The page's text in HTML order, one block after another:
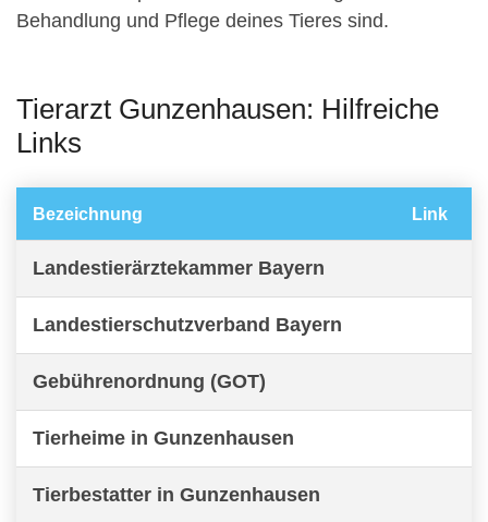
Behandlung und Pflege deines Tieres sind.
Tierarzt Gunzenhausen: Hilfreiche
Links
Bezeichnung Link
Landestierärztekammer Bayern
Landestierschutzverband Bayern
Gebührenordnung (GOT)
Tierheime in Gunzenhausen
Tierbestatter in Gunzenhausen